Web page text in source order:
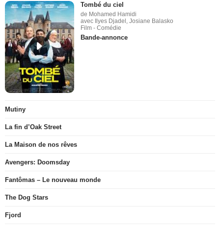
Tombé du ciel
de Mohamed Hamidi
avec Ilyes Djadel, Josiane Balasko
Film - Comédie
Bande-annonce
Mutiny
La fin d’Oak Street
La Maison de nos rêves
Avengers: Doomsday
Fantômas – Le nouveau monde
The Dog Stars
Fjord